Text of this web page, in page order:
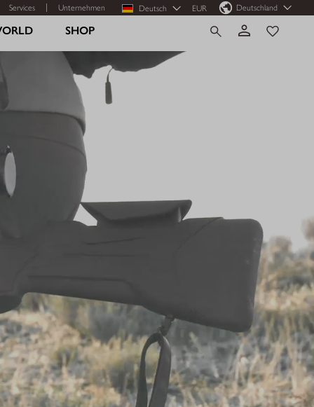
Services Unternehmen Deutsch EUR Deutschland
SHOP